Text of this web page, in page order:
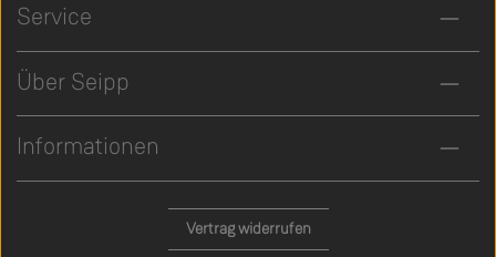
Service
Über Seipp
Informationen
Vertrag widerrufen